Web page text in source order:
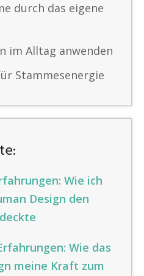
durch das eigene
im Alltag anwenden
Stammesenergie
Wie ich
Design den
Wie das
meine Kraft zum